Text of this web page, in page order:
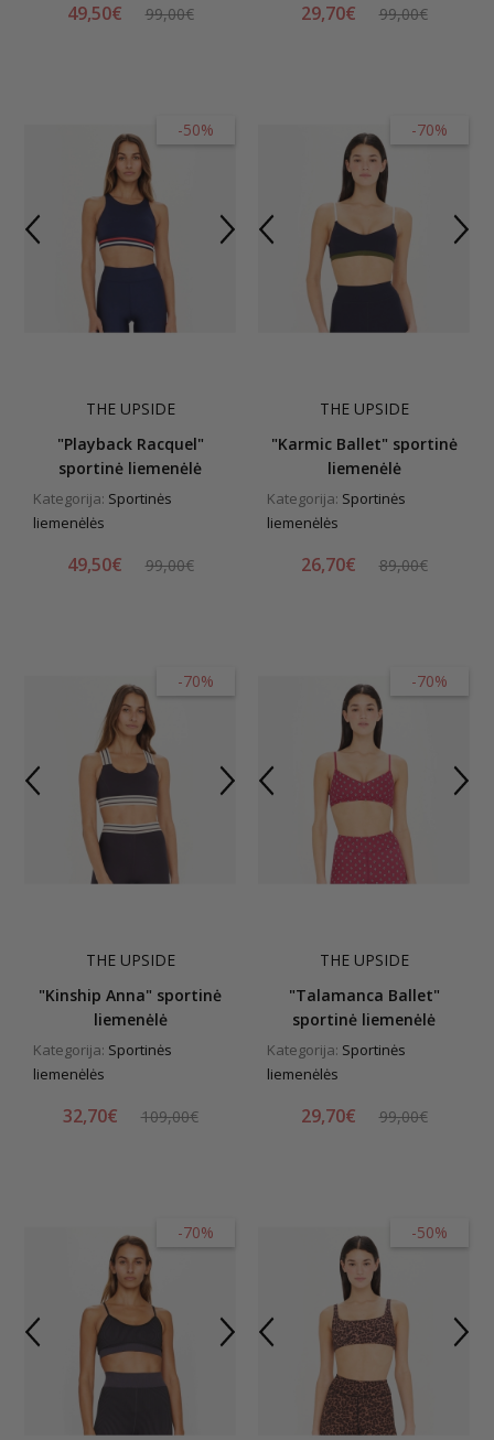
49,50€ 99,00€ 29,70€ 99,00€
-50%
THE UPSIDE
"Playback Racquel"
sportinė liemenėlė
Kategorija: Sportinės
liemenėlės
49,50€ 99,00€
-70%
THE UPSIDE
"Karmic Ballet" sportinė
liemenėlė
Kategorija: Sportinės
liemenėlės
26,70€ 89,00€
-70%
THE UPSIDE
"Kinship Anna" sportinė
liemenėlė
Kategorija: Sportinės
liemenėlės
32,70€ 109,00€
-70%
THE UPSIDE
"Talamanca Ballet"
sportinė liemenėlė
Kategorija: Sportinės
liemenėlės
29,70€ 99,00€
-70% -50%